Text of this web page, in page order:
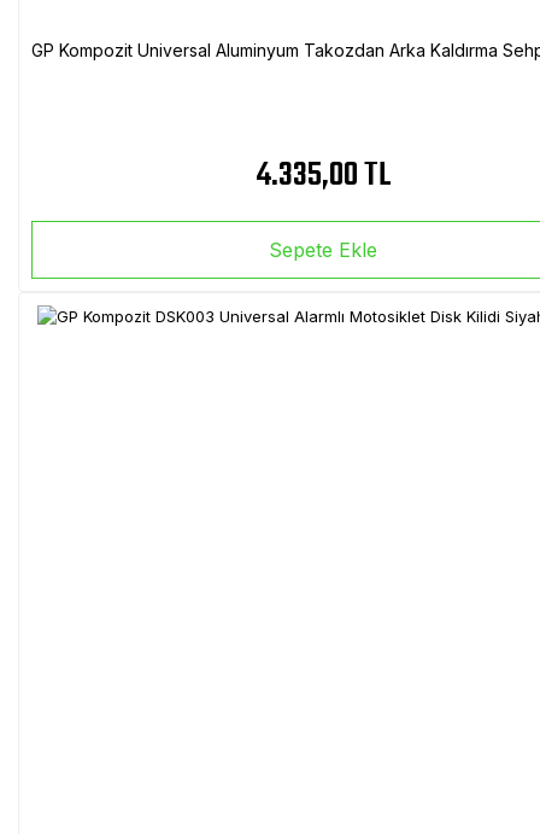
GP Kompozit Universal Aluminyum Takozdan Arka Kaldırma
4.335,00 TL
Sepete Ekle